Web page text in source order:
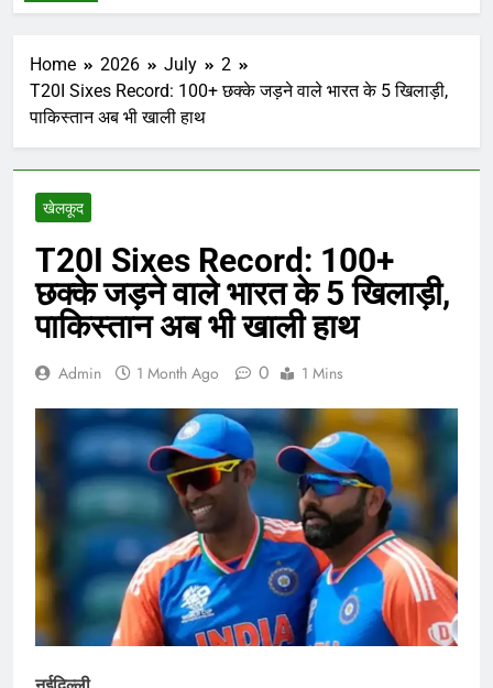
Home 2026 July
2
T20I Sixes Record: 100+ छक्के जड़ने वाले भारत के 5 खिलाड़ी,
पाकिस्तान अब भी खाली हाथ
खेलकूद
T20I Sixes Record: 100+
छक्के जड़ने वाले भारत के 5 खिलाड़ी,
पाकिस्तान अब भी खाली हाथ
Admin 1 Month Ago 0 1 Mins